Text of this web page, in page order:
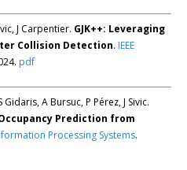
J Carpentier. GJK++: Leveraging
Collision Detection. IEEE
pdf
A Bursuc, P Pérez, J Sivic.
Prediction from
Processing Systems.